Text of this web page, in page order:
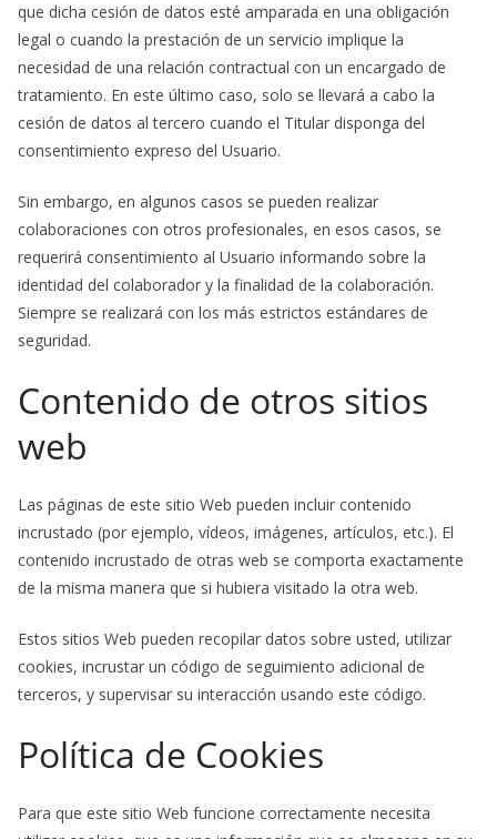
que dicha cesión de datos esté amparada en una obligación
legal o cuando la prestación de un servicio implique la
necesidad de una relación contractual con un encargado de
tratamiento. En este último caso, solo se llevará a cabo la
cesión de datos al tercero cuando el Titular disponga del
consentimiento expreso del Usuario.
Sin embargo, en algunos casos se pueden realizar
colaboraciones con otros profesionales, en esos casos, se
requerirá consentimiento al Usuario informando sobre la
identidad del colaborador y la finalidad de la colaboración.
Siempre se realizará con los más estrictos estándares de
seguridad.
Contenido de otros sitios
web
Las páginas de este sitio Web pueden incluir contenido
incrustado (por ejemplo, vídeos, imágenes, artículos, etc.). El
contenido incrustado de otras web se comporta exactamente
de la misma manera que si hubiera visitado la otra web.
Estos sitios Web pueden recopilar datos sobre usted, utilizar
cookies, incrustar un código de seguimiento adicional de
terceros, y supervisar su interacción usando este código.
Política de Cookies
Para que este sitio Web funcione correctamente necesita